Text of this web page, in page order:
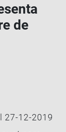
de
27-12-2019